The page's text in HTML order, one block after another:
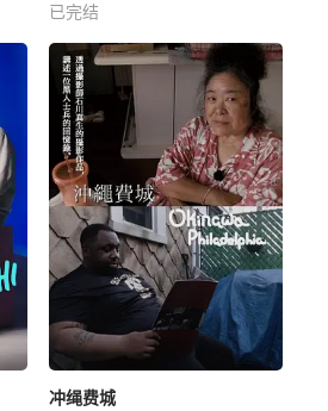
已完结
冲绳费城